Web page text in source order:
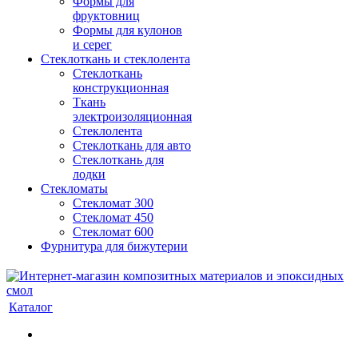
фруктовниц
Формы для кулонов
и серег
Стеклоткань и стеклолента
Стеклоткань
конструкционная
Ткань
электроизоляционная
Стеклолента
Стеклоткань для авто
Стеклоткань для
лодки
Стекломаты
Стекломат 300
Стекломат 450
Стекломат 600
Фурнитура для бижутерии
Каталог